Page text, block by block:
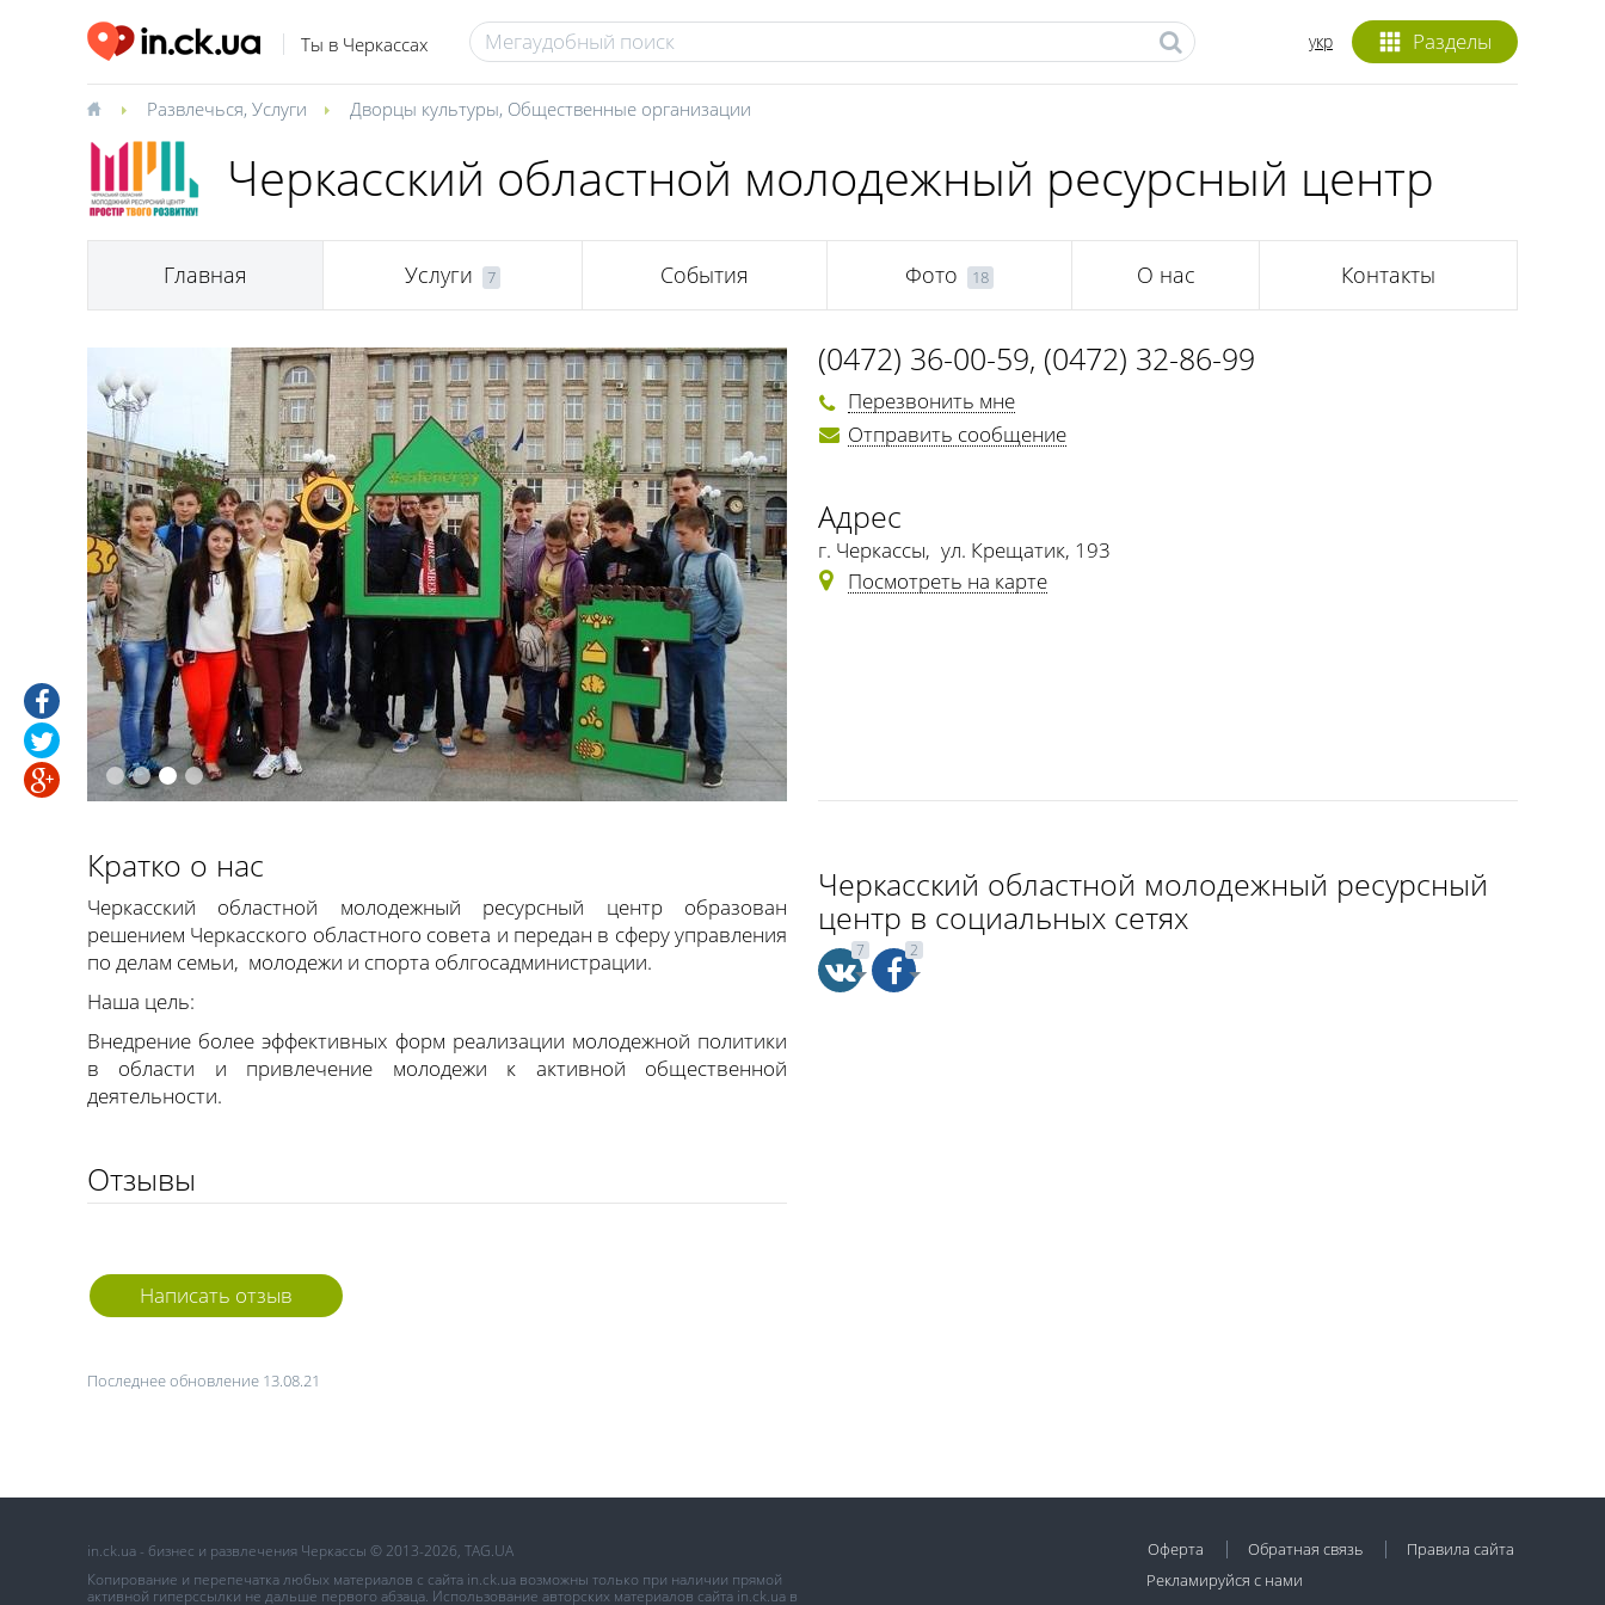
Ты в Черкассах Разделы
укр
Развлечься, Услуги Дворцы культуры, Общественные организации
Черкасский областной молодежный ресурсный центр
Главная Услуги 7 События Фото 18 О нас Контакты
Кратко о нас
Черкасский областной молодежный ресурсный центр образован
решением Черкасского областного совета и передан в сферу управления
по делам семьи, молодежи и спорта облгосадминистрации.
Наша цель:
Внедрение более эффективных форм реализации молодежной политики
в области и привлечение молодежи к активной общественной
деятельности.
Отзывы
Написать отзыв
Последнее обновление 13.08.21
(0472) 36-00-59, (0472) 32-86-99
Перезвонить мне
Отправить сообщение
Адрес
г. Черкассы, ул. Крещатик, 193
Посмотреть на карте
Черкасский областной молодежный ресурсный
центр в социальных сетях
7 2
Оферта Обратная связь
Правила сайта
Рекламируйся с нами
in.ck.ua - бизнес и развлечения Черкассы © 2013-2026, TAG.UA
Копирование и перепечатка любых материалов с сайта in.ck.ua возможны только при наличии прямой
активной гиперссылки не дальше первого абзаца. Использование авторских материалов сайта in.ck.ua в